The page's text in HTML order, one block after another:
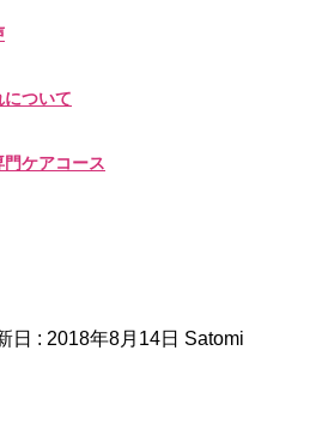
ついて
ケアコース
日 : 2018年8月14日 Satomi